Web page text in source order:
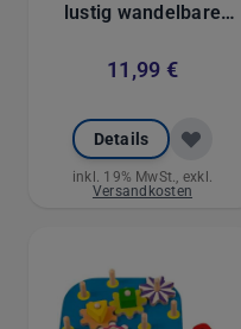
lustig wandelbare
Klettspielzeug aus
11,99 €
inkl. 19% MwSt., exkl.
Versandkosten
Details